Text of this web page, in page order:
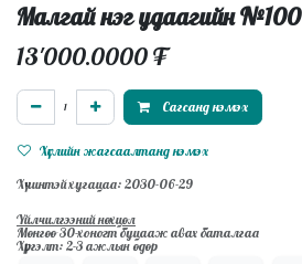
Малгай нэг удаагийн №100
13'000.0000₮
Сагсанд нэмэх
Хүслийн жагсаалтанд нэмэх
Хүчинтэй хугацаа: 2030-06-29
Үйлчилгээний нөхцөл
Мөнгөө 30-хоногт буцааж авах баталгаа
Хүргэлт: 2-3 ажлын өдөр